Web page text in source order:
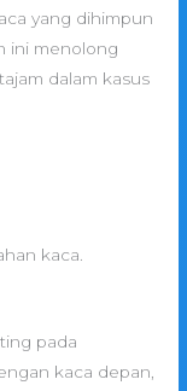
yang dihimpun
ini menolong
dalam kasus
kaca.
pada
kaca depan,